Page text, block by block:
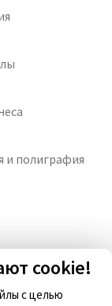
и полиграфия
cookie!
с целью